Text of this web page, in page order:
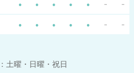
● ● ● ● ● － －
● ● ● ● ● － －
土曜・日曜・祝日